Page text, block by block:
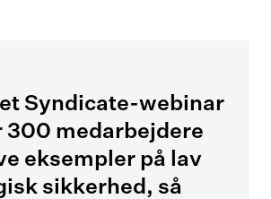
et Syndicate-webinar
300 medarbejdere
eksempler på lav
sikkerhed, så